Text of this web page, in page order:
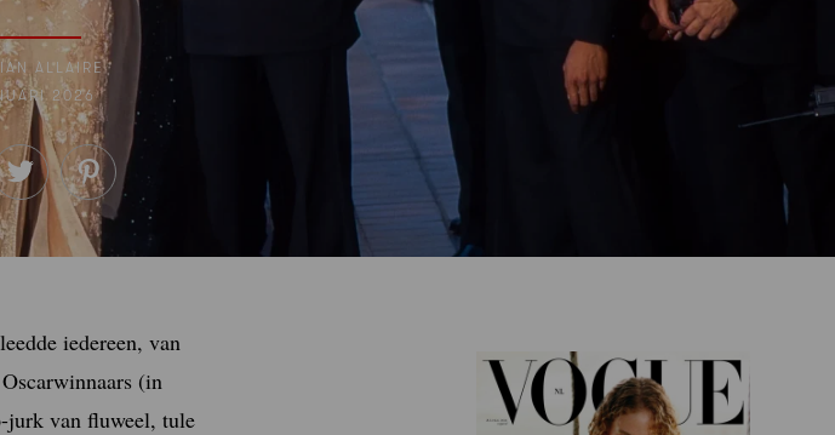
ALLAIRE
2026
iedereen, van
(in
jurk van fluweel, tule